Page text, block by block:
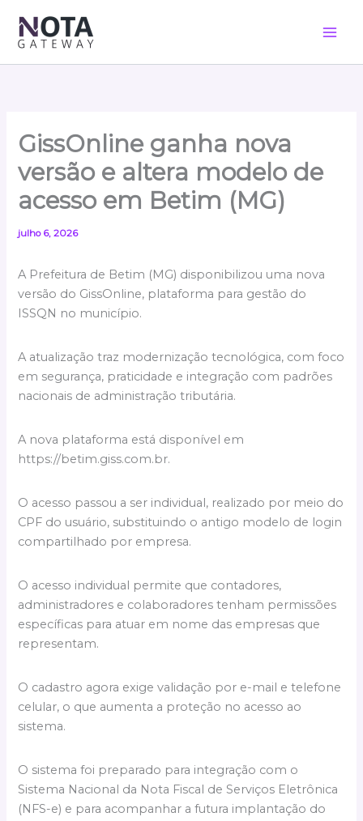
para
conteúdo
GissOnline ganha nova
versão e altera modelo de
acesso em Betim (MG)
julho 6, 2026
A Prefeitura de Betim (MG) disponibilizou uma nova
versão do GissOnline, plataforma para gestão do
ISSQN no município.
A atualização traz modernização tecnológica, com foco
em segurança, praticidade e integração com padrões
nacionais de administração tributária.
A nova plataforma está disponível em
https://betim.giss.com.br.
O acesso passou a ser individual, realizado por meio do
CPF do usuário, substituindo o antigo modelo de login
compartilhado por empresa.
O acesso individual permite que contadores,
administradores e colaboradores tenham permissões
específicas para atuar em nome das empresas que
representam.
O cadastro agora exige validação por e-mail e telefone
celular, o que aumenta a proteção no acesso ao
sistema.
O sistema foi preparado para integração com o
Sistema Nacional da Nota Fiscal de Serviços Eletrônica
(NFS-e) e para acompanhar a futura implantação do